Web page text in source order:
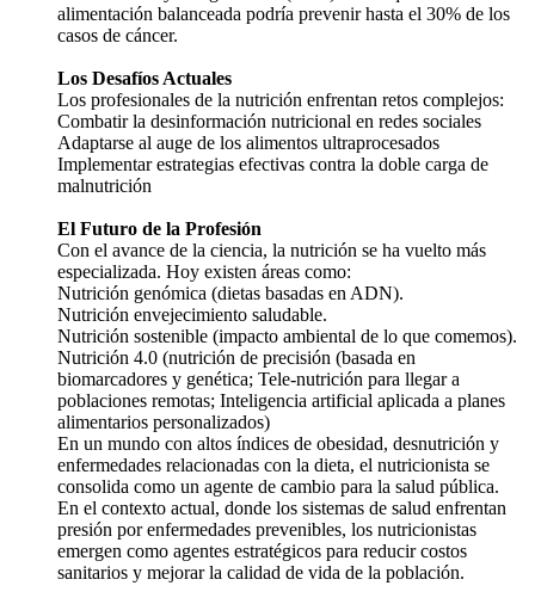
alimentación balanceada podría prevenir hasta el 30% de los
casos de cáncer.
Los Desafíos Actuales
Los profesionales de la nutrición enfrentan retos complejos:
Combatir la desinformación nutricional en redes sociales
Adaptarse al auge de los alimentos ultraprocesados
Implementar estrategias efectivas contra la doble carga de
malnutrición
El Futuro de la Profesión
Con el avance de la ciencia, la nutrición se ha vuelto más
especializada. Hoy existen áreas como:
Nutrición genómica (dietas basadas en ADN).
Nutrición envejecimiento saludable.
Nutrición sostenible (impacto ambiental de lo que comemos).
Nutrición 4.0 (nutrición de precisión (basada en
biomarcadores y genética; Tele-nutrición para llegar a
poblaciones remotas; Inteligencia artificial aplicada a planes
alimentarios personalizados)
En un mundo con altos índices de obesidad, desnutrición y
enfermedades relacionadas con la dieta, el nutricionista se
consolida como un agente de cambio para la salud pública.
En el contexto actual, donde los sistemas de salud enfrentan
presión por enfermedades prevenibles, los nutricionistas
emergen como agentes estratégicos para reducir costos
sanitarios y mejorar la calidad de vida de la población.